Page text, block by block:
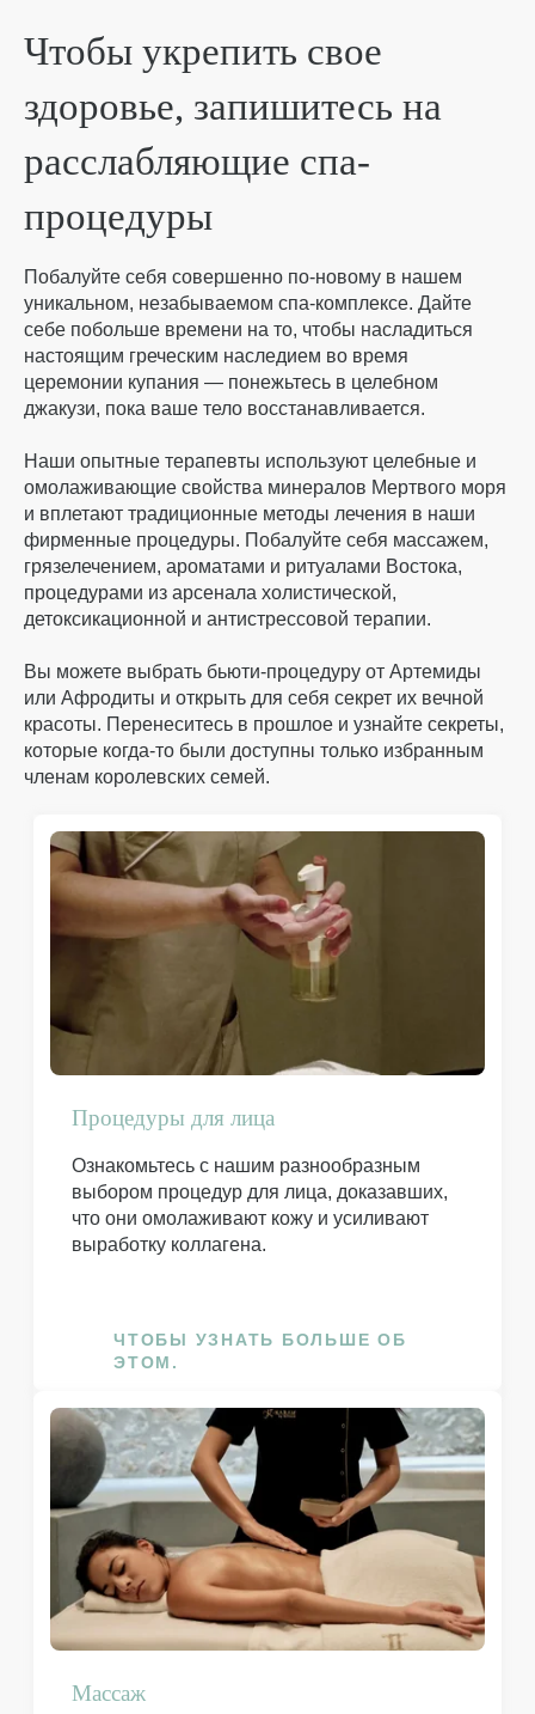
Чтобы укрепить свое
здоровье, запишитесь на
расслабляющие спа-
процедуры
Побалуйте себя совершенно по-новому в нашем
уникальном, незабываемом спа-комплексе. Дайте
себе побольше времени на то, чтобы насладиться
настоящим греческим наследием во время
церемонии купания — понежьтесь в целебном
джакузи, пока ваше тело восстанавливается.
Наши опытные терапевты используют целебные и
омолаживающие свойства минералов Мертвого моря
и вплетают традиционные методы лечения в наши
фирменные процедуры. Побалуйте себя массажем,
грязелечением, ароматами и ритуалами Востока,
процедурами из арсенала холистической,
детоксикационной и антистрессовой терапии.
Вы можете выбрать бьюти-процедуру от Артемиды
или Афродиты и открыть для себя секрет их вечной
красоты. Перенеситесь в прошлое и узнайте секреты,
которые когда-то были доступны только избранным
членам королевских семей.
Процедуры для лица
Ознакомьтесь с нашим разнообразным
выбором процедур для лица, доказавших,
что они омолаживают кожу и усиливают
выработку коллагена.
ЧТОБЫ УЗНАТЬ БОЛЬШЕ ОБ
ЭТОМ.
Массаж
Lekka 31 Str.,
Главная
Стандартный двухместный номер
Номер полулюкс
Семейный номер
Представительский люкс
Услуги
Завтрак и бар на крыше
Общие услуги:
Галерея
Забронировать